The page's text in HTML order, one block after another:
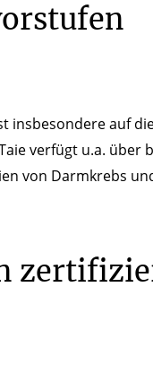
insbesondere auf
verfügt u.a.
von Darmkrebs